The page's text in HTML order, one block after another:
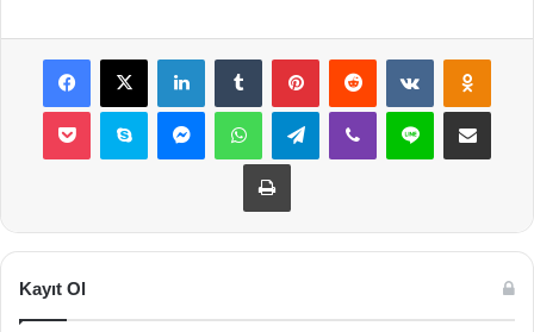
Facebook
X LinkedInTumblr PinterestReddit VKontakte
Pocket Skype MessengerWhatsAppTelegramViber Line E-Posta ile
Yazdır
Kayıt Ol